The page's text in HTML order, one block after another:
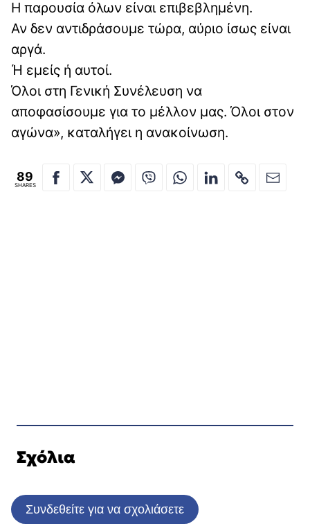
Η παρουσία όλων είναι επιβεβλημένη.
Αν δεν αντιδράσουμε τώρα, αύριο ίσως είναι
αργά.
Ή εμείς ή αυτοί.
Όλοι στη Γενική Συνέλευση να
αποφασίσουμε για το μέλλον μας. Όλοι στον
αγώνα», καταλήγει η ανακοίνωση.
89
SHARES
Σχόλια
Συνδεθείτε για να σχολιάσετε